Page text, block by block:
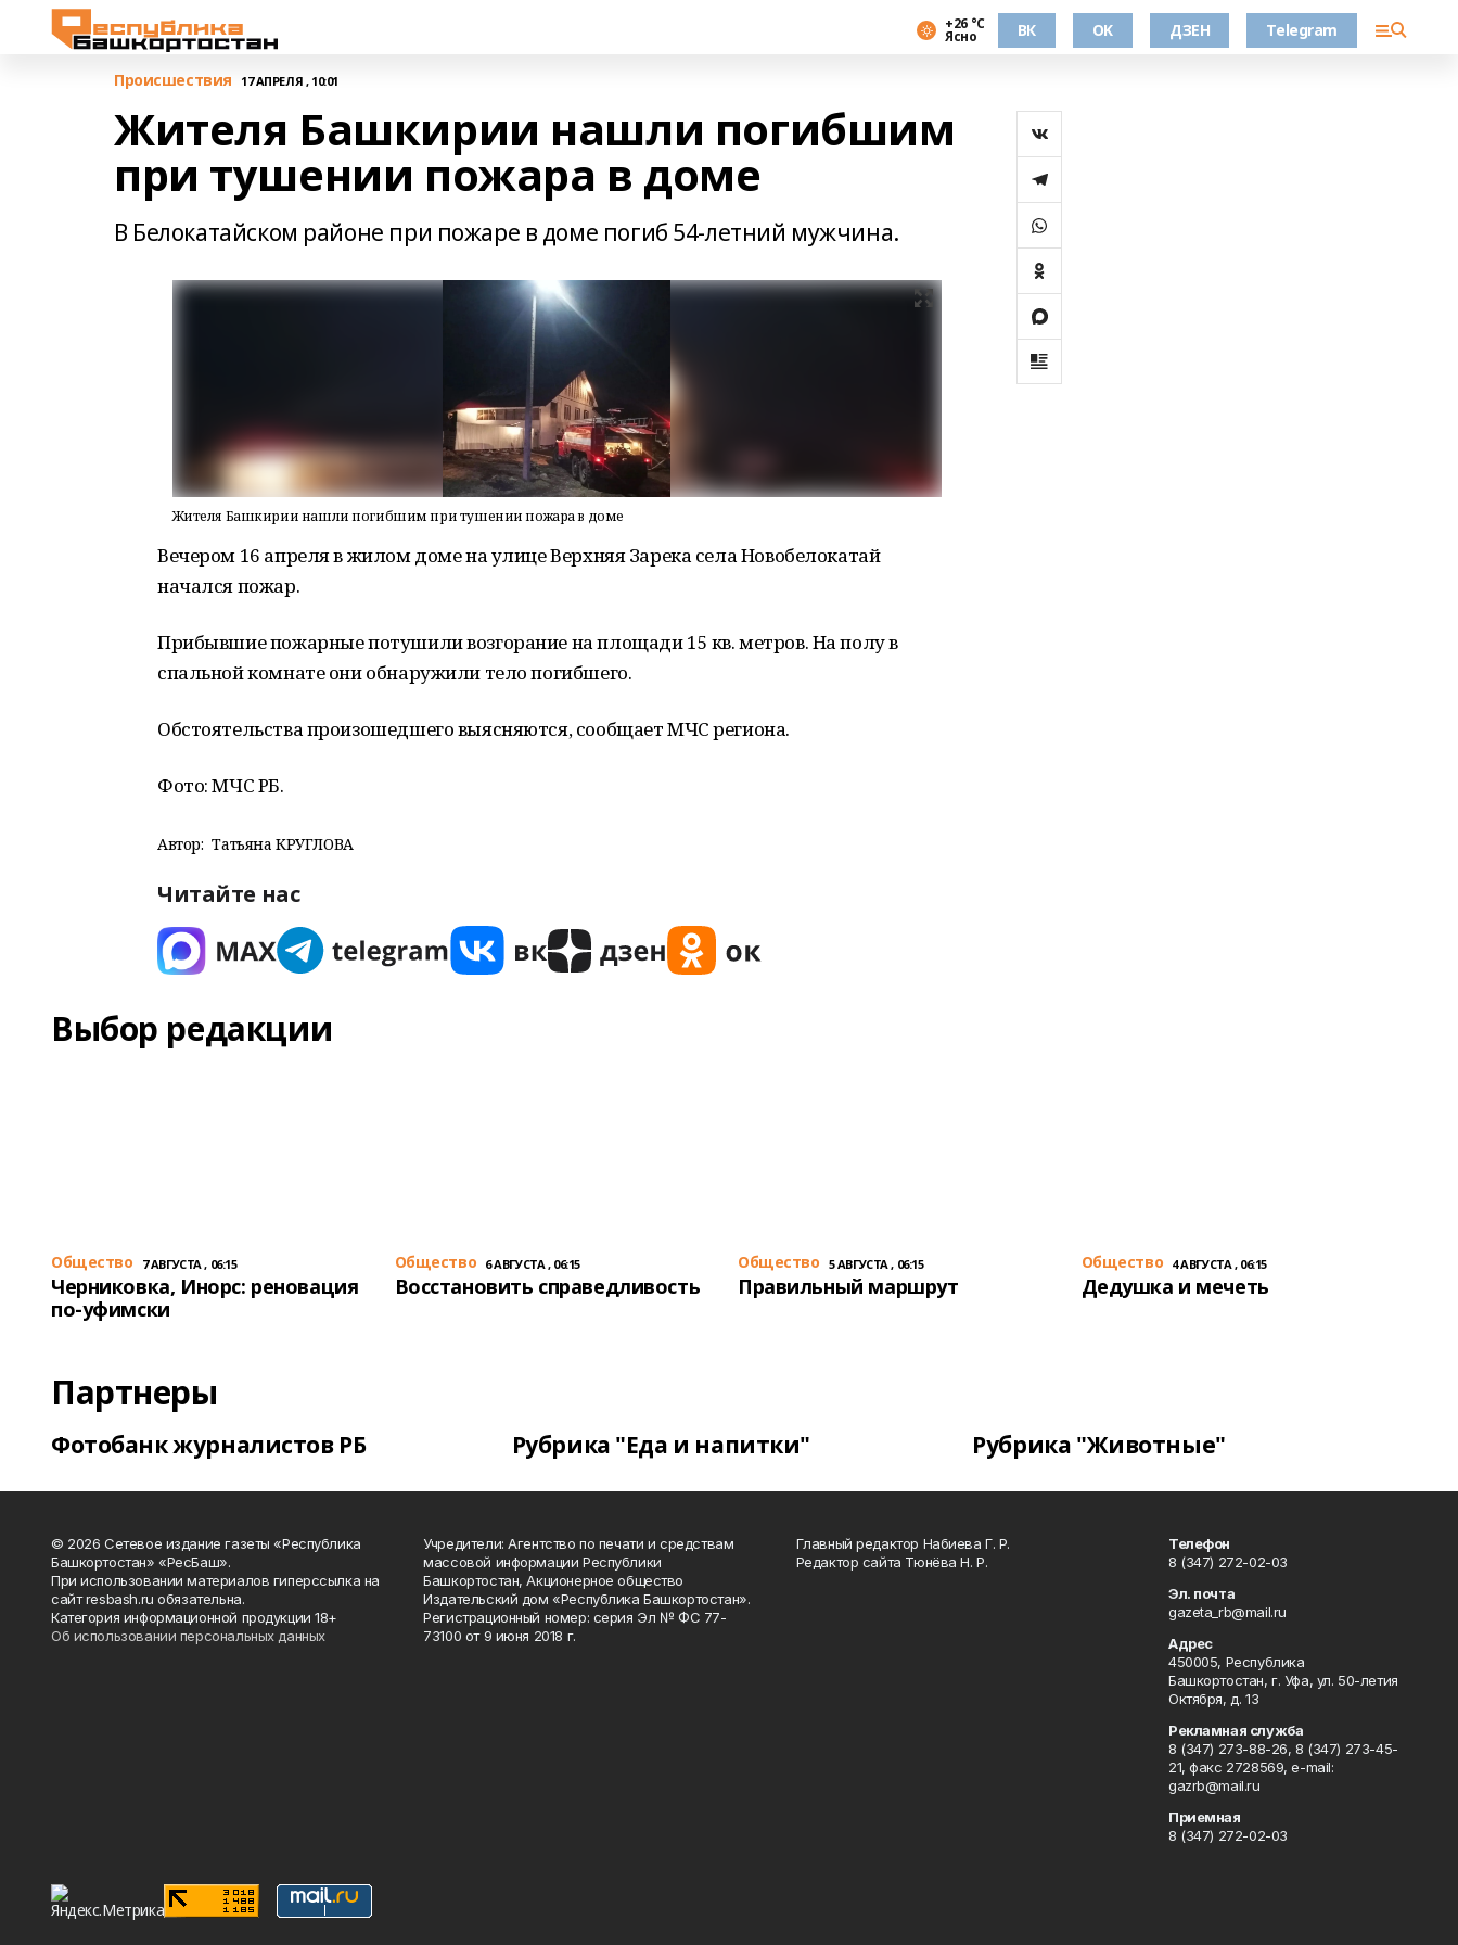
+26 °С
Ясно ВК OK ДЗЕН Telegram
Происшествия 17 АПРЕЛЯ , 10:01
Жителя Башкирии нашли погибшим
при тушении пожара в доме
В Белокатайском районе при пожаре в доме погиб 54-летний мужчина.
Жителя Башкирии нашли погибшим при тушении пожара в доме
Вечером 16 апреля в жилом доме на улице Верхняя Зарека села Новобелокатай
начался пожар.
Прибывшие пожарные потушили возгорание на площади 15 кв. метров. На полу в
спальной комнате они обнаружили тело погибшего.
Обстоятельства произошедшего выясняются, сообщает МЧС региона.
Фото: МЧС РБ.
Автор: Татьяна КРУГЛОВА
Читайте нас
Выбор редакции
Общество 7 АВГУСТА , 06:15
Черниковка, Инорс: реновация
по-уфимски
Общество 6 АВГУСТА , 06:15
Восстановить справедливость
Общество 5 АВГУСТА , 06:15
Правильный маршрут
Общество 4 АВГУСТА , 06:15
Дедушка и мечеть
Партнеры
Фотобанк журналистов РБ Рубрика "Еда и напитки" Рубрика "Животные"
© 2026 Сетевое издание газеты «Республика
Башкортостан» «РесБаш».
При использовании материалов гиперссылка на
сайт resbash.ru обязательна.
Категория информационной продукции 18+
Об использовании персональных данных
Учредители: Агентство по печати и средствам
массовой информации Республики
Башкортостан, Акционерное общество
Издательский дом «Республика Башкортостан».
Регистрационный номер: серия Эл № ФС 77-
73100 от 9 июня 2018 г.
Главный редактор Набиева Г. Р.
Редактор сайта Тюнёва Н. Р.
Телефон
8 (347) 272-02-03
Эл. почта
gazeta_rb@mail.ru
Адрес
450005, Республика
Башкортостан, г. Уфа, ул. 50-летия
Октября, д. 13
Рекламная служба
8 (347) 273-88-26, 8 (347) 273-45-
21, факс 2728569, e-mail:
gazrb@mail.ru
Приемная
8 (347) 272-02-03